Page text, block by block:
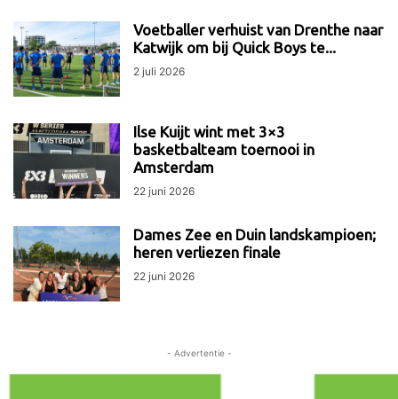
Voetballer verhuist van Drenthe naar
Katwijk om bij Quick Boys te...
2 juli 2026
Ilse Kuijt wint met 3×3
basketbalteam toernooi in
Amsterdam
22 juni 2026
Dames Zee en Duin landskampioen;
heren verliezen finale
22 juni 2026
- Advertentie -